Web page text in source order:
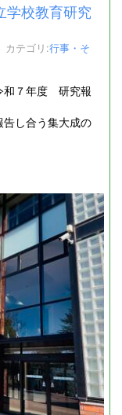
学校教育研究
カテゴリ:行事・そ
和７年度 研究報
し合う集大成の